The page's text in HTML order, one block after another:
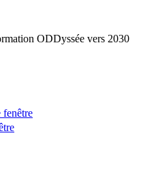
ODDyssée vers 2030
fenêtre